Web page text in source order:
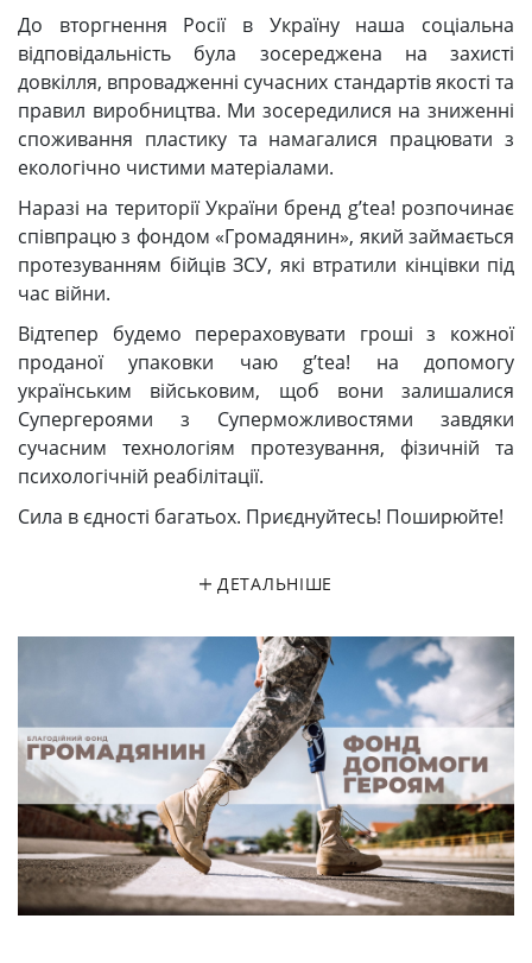
До вторгнення Росії в Україну наша соціальна
відповідальність була зосереджена на захисті
довкілля, впровадженні сучасних стандартів якості та
правил виробництва. Ми зосередилися на зниженні
споживання пластику та намагалися працювати з
екологічно чистими матеріалами.
Наразі на території України бренд g’tea! розпочинає
співпрацю з фондом «Громадянин», який займається
протезуванням бійців ЗСУ, які втратили кінцівки під
час війни.
Відтепер будемо перераховувати гроші з кожної
проданої упаковки чаю g’tea! на допомогу
українським військовим, щоб вони залишалися
Супергероями з Суперможливостями завдяки
сучасним технологіям протезування, фізичній та
психологічній реабілітації.
Сила в єдності багатьох. Приєднуйтесь! Поширюйте!
ДЕТАЛЬНІШЕ